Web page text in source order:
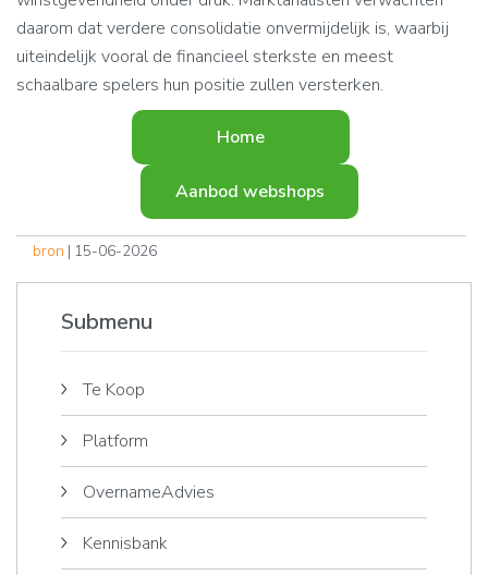
daarom dat verdere consolidatie onvermijdelijk is, waarbij
uiteindelijk vooral de financieel sterkste en meest
schaalbare spelers hun positie zullen versterken.
Home
Aanbod webshops
bron | 15-06-2026
Submenu
Te Koop
Platform
OvernameAdvies
Kennisbank